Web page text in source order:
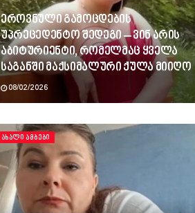
ეროვნული გამოცდების
უპრეცედენტო შედეგი – ვინ არის
აბიტურიენტი, რომელმაც ყველა
საგანში მაქსიმალური ქულა მიიღო
08/02/2026
ᲐᲮᲐᲚᲘ ᲐᲛᲑᲔᲑᲘ